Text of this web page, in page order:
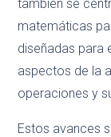
también se
matemáticas
diseñadas para
aspectos de la
operaciones y
Estos avances